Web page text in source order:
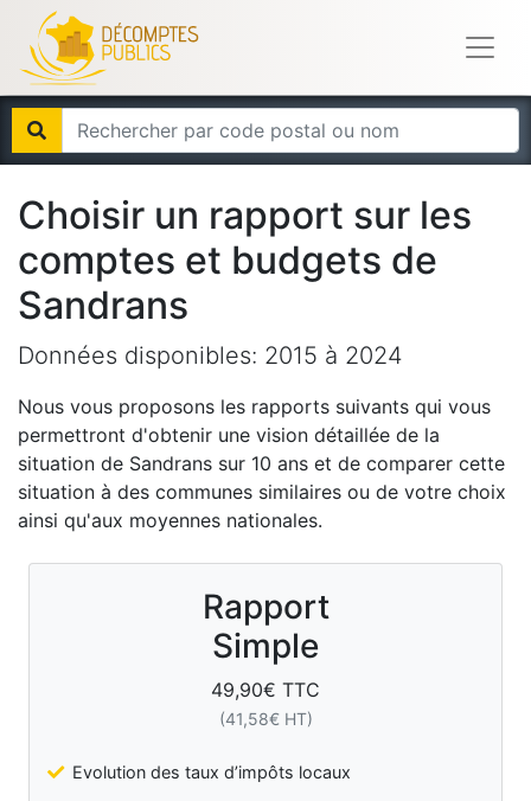
Choisir un rapport sur les
comptes et budgets de
Sandrans
Données disponibles: 2015 à 2024
Nous vous proposons les rapports suivants qui vous
permettront d'obtenir une vision détaillée de la
situation de Sandrans sur 10 ans et de comparer cette
situation à des communes similaires ou de votre choix
ainsi qu'aux moyennes nationales.
Rapport
Simple
49,90€ TTC
(41,58€ HT)
Evolution des taux d’impôts locaux